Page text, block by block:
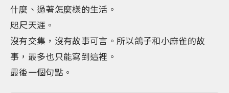
什麼、過著怎麼樣的生活。
咫尺天涯。
沒有交集，沒有故事可言。所以鴿子和小麻雀的故
事，最多也只能寫到這裡。
最後一個句點。